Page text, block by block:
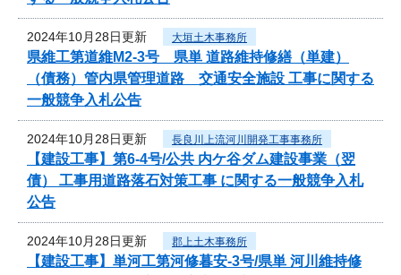
2024年10月28日更新 大垣土木事務所
県維工第道維M2-3号 県単 道路維持修繕（単建）
（債務）管内県管理道路 交通安全施設 工事に関する
一般競争入札公告
2024年10月28日更新 長良川上流河川開発工事事務所
【建設工事】第6-4号/公共 内ケ谷ダム建設事業（翌
債） 工事用道路落石対策工事 に関する一般競争入札
公告
2024年10月28日更新 郡上土木事務所
【建設工事】単河工第河修暮安-3号/県単 河川維持修